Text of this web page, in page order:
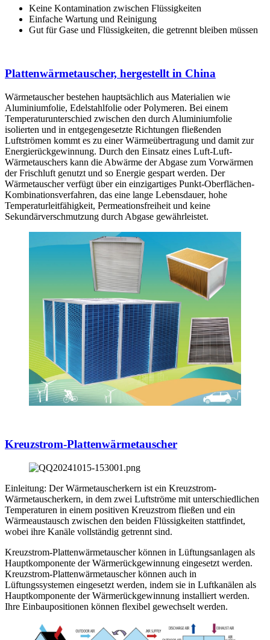
Keine Kontamination zwischen Flüssigkeiten
Einfache Wartung und Reinigung
Gut für Gase und Flüssigkeiten, die getrennt bleiben müssen
Plattenwärmetauscher, hergestellt in China
Wärmetauscher bestehen hauptsächlich aus Materialien wie
Aluminiumfolie, Edelstahlfolie oder Polymeren. Bei einem
Temperaturunterschied zwischen den durch Aluminiumfolie
isolierten und in entgegengesetzte Richtungen fließenden
Luftströmen kommt es zu einer Wärmeübertragung und damit zur
Energierückgewinnung. Durch den Einsatz eines Luft-Luft-
Wärmetauschers kann die Abwärme der Abgase zum Vorwärmen
der Frischluft genutzt und so Energie gespart werden. Der
Wärmetauscher verfügt über ein einzigartiges Punkt-Oberflächen-
Kombinationsverfahren, das eine lange Lebensdauer, hohe
Temperaturleitfähigkeit, Permeationsfreiheit und keine
Sekundärverschmutzung durch Abgase gewährleistet.
Kreuzstrom-Plattenwärmetauscher
Einleitung: Der Wärmetauscherkern ist ein Kreuzstrom-
Wärmetauscherkern, in dem zwei Luftströme mit unterschiedlichen
Temperaturen in einem positiven Kreuzstrom fließen und ein
Wärmeaustausch zwischen den beiden Flüssigkeiten stattfindet,
wobei ihre Kanäle vollständig getrennt sind.
Kreuzstrom-Plattenwärmetauscher können in Lüftungsanlagen als
Hauptkomponente der Wärmerückgewinnung eingesetzt werden.
Kreuzstrom-Plattenwärmetauscher können auch in
Lüftungssystemen eingesetzt werden, indem sie in Luftkanälen als
Hauptkomponente der Wärmerückgewinnung installiert werden.
Ihre Einbaupositionen können flexibel gewechselt werden.